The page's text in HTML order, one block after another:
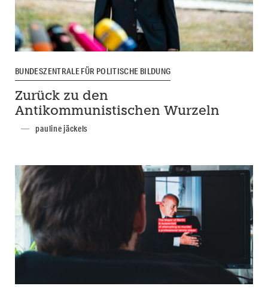
BUNDESZENTRALE FÜR POLITISCHE BILDUNG
Zurück zu den
Antikommunistischen Wurzeln
pauline jäckels